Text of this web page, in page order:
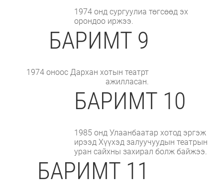
1974 онд сургуулиа төгсөөд эх
орондоо иржээ.
БАРИМТ 9
1974 оноос Дархан хотын театрт
ажилласан.
БАРИМТ 10
1985 онд Улаанбаатар хотод эргэж
ирээд Хүүхэд залуучуудын театрын
уран сайхны захирал болж байжээ.
БАРИМТ 11